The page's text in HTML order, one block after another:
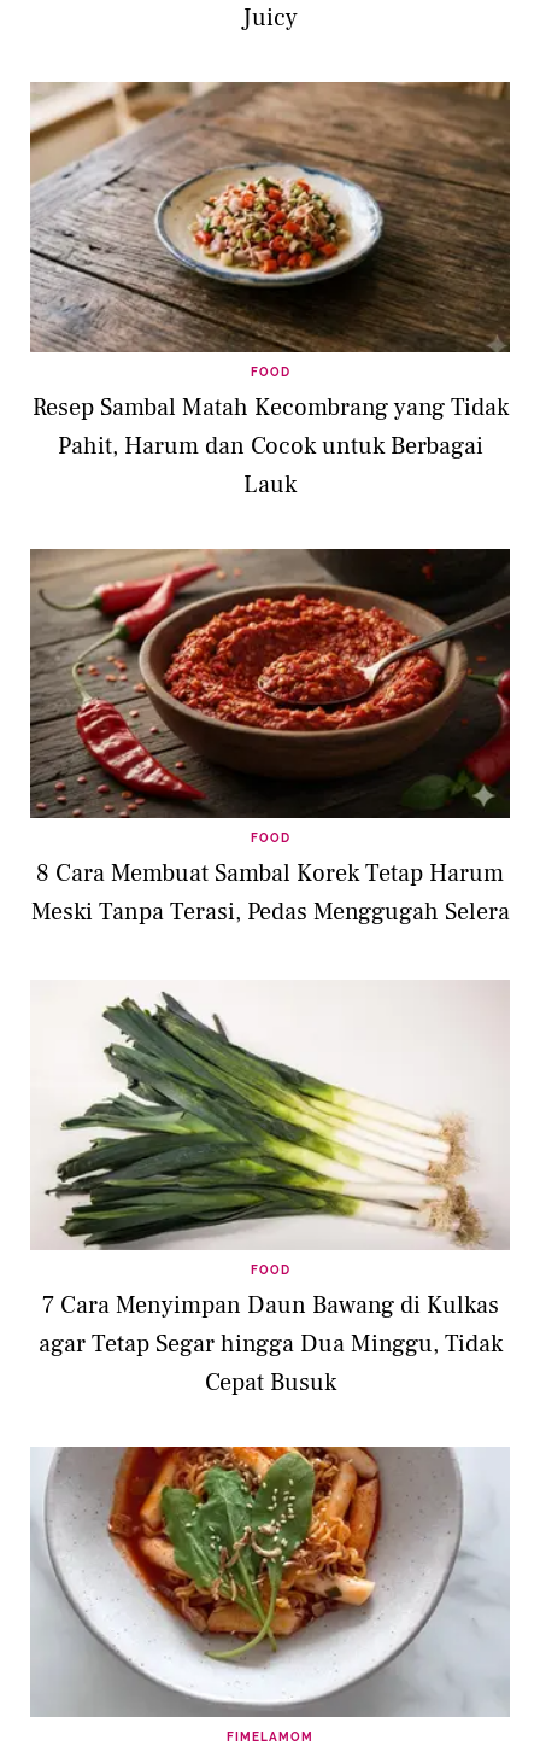
Juicy
FOOD
Resep Sambal Matah Kecombrang yang Tidak
Pahit, Harum dan Cocok untuk Berbagai
Lauk
FOOD
8 Cara Membuat Sambal Korek Tetap Harum
Meski Tanpa Terasi, Pedas Menggugah Selera
FOOD
7 Cara Menyimpan Daun Bawang di Kulkas
agar Tetap Segar hingga Dua Minggu, Tidak
Cepat Busuk
FIMELAMOM